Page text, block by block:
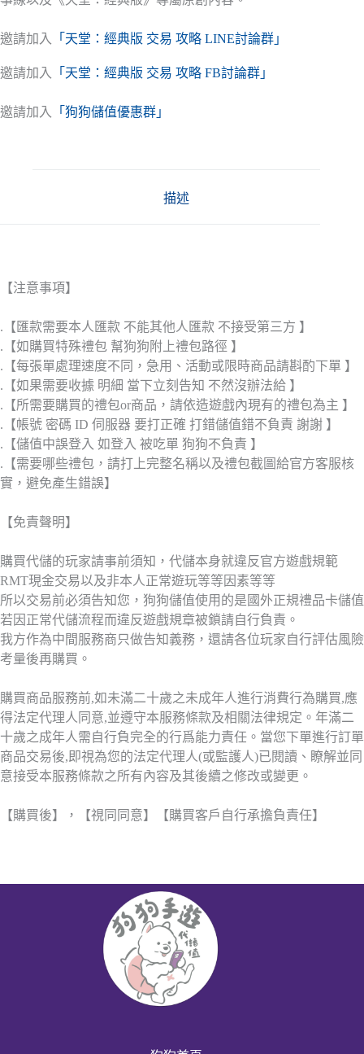
邀請加入 「天堂：經典版 交易 攻略 LINE討論群」
邀請加入 「天堂：經典版 交易 攻略 FB討論群」
邀請加入 「狗狗儲值優惠群」
描述
【注意事項】
.【匯款需要本人匯款 不能其他人匯款 不接受第三方 】
.【如購買特殊禮包 幫狗狗附上禮包路徑 】
.【每張單處理速度不同，急用、活動或限時商品請斟酌下單 】
.【如果需要收據 明細 當下立刻告知 不然沒辦法給 】
.【所需要購買的禮包or商品，請依造遊戲內現有的禮包為主 】
.【帳號 密碼 ID 伺服器 要打正確 打錯儲值錯不負責 謝謝 】
.【儲值中誤登入 如登入 被吃單 狗狗不負責 】
.【需要哪些禮包，請打上完整名稱以及禮包截圖給官方客服核
實，避免產生錯誤】
【免責聲明】
購買代儲的玩家請事前須知，代儲本身就違反官方遊戲規範
RMT現金交易以及非本人正常遊玩等等因素等等
所以交易前必須告知您，狗狗儲值使用的是國外正規禮品卡儲值
若因正常代儲流程而違反遊戲規章被鎖請自行負責。
我方作為中間服務商只做告知義務，還請各位玩家自行評估風險
考量後再購買。
購買商品服務前,如未滿二十歲之未成年人進行消費行為購買,應
得法定代理人同意,並遵守本服務條款及相關法律規定。年滿二
十歲之成年人需自行負完全的行爲能力責任。當您下單進行訂單
商品交易後,即視為您的法定代理人(或監護人)已閱讀、瞭解並同
意接受本服務條款之所有內容及其後續之修改或變更。
【購買後】，【視同同意】【購買客戶自行承擔負責任】